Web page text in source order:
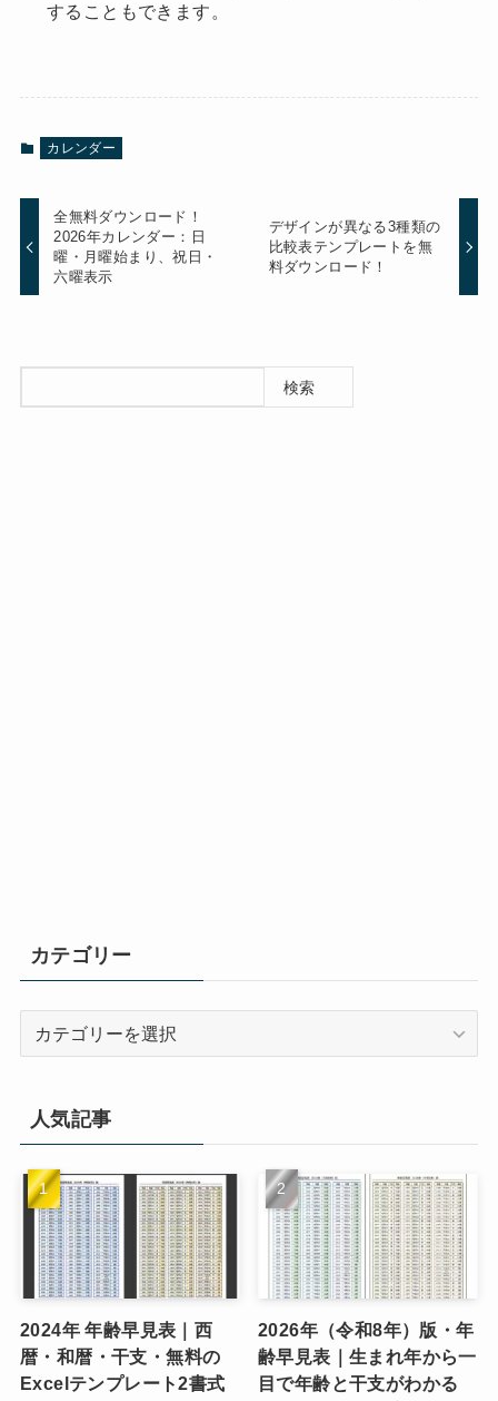
することもできます。
カレンダー
全無料ダウンロード！
2026年カレンダー：日
曜・月曜始まり、祝日・
六曜表示
デザインが異なる3種類の
比較表テンプレートを無
料ダウンロード！
検索
カテゴリー
ー
人気記事
2024年 年齢早見表｜西
暦・和暦・干支・無料の
Excelテンプレート2書式
2026年（令和8年）版・年
齢早見表｜生まれ年から一
目で年齢と干支がわかる